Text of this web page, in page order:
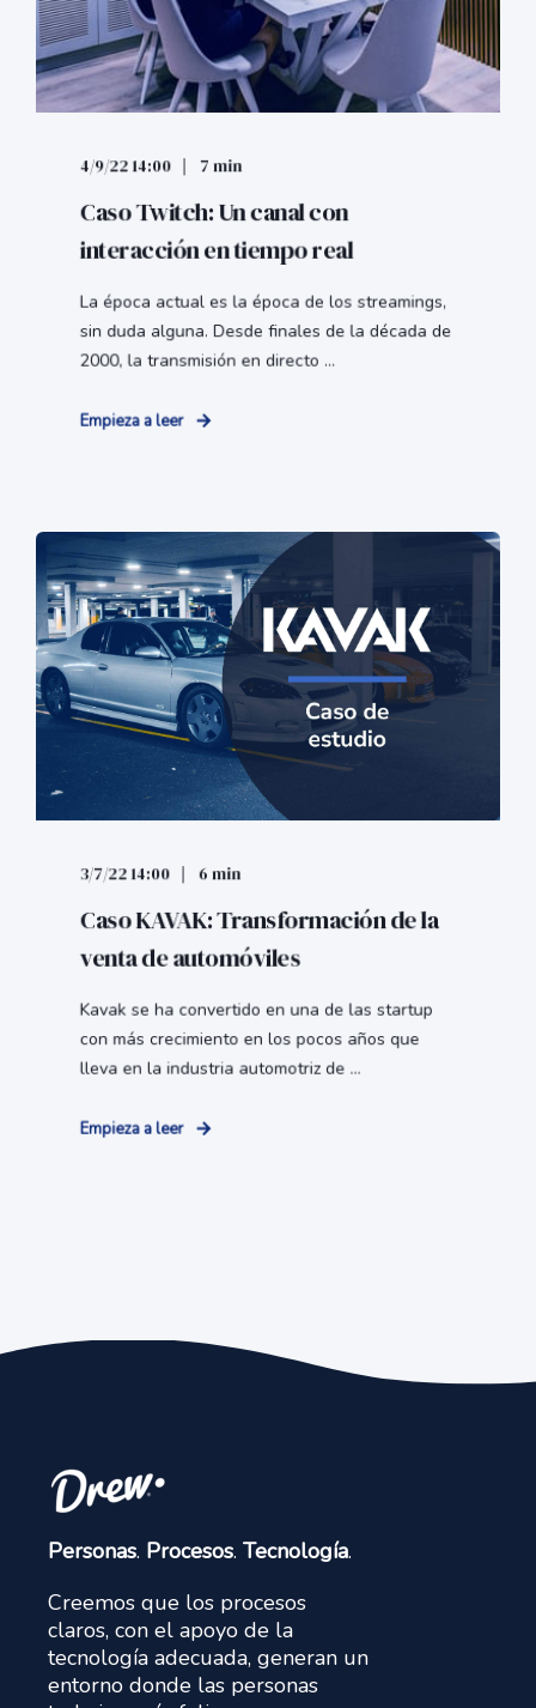
4/9/22 14:00 7 min
Caso Twitch: Un canal con
interacción en tiempo real
La época actual es la época de los streamings,
sin duda alguna. Desde finales de la década de
2000, la transmisión en directo ...
Empieza a leer
3/7/22 14:00 6 min
Caso KAVAK: Transformación de la
venta de automóviles
Kavak se ha convertido en una de las startup
con más crecimiento en los pocos años que
lleva en la industria automotriz de ...
Empieza a leer
Personas. Procesos. Tecnología.
Creemos que los procesos
claros, con el apoyo de la
tecnología adecuada, generan un
entorno donde las personas